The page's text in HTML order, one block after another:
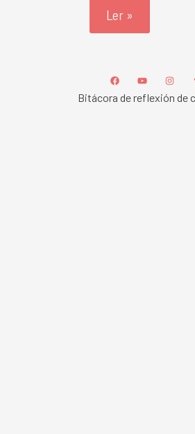
Ler »
Bitácora de reflexión de